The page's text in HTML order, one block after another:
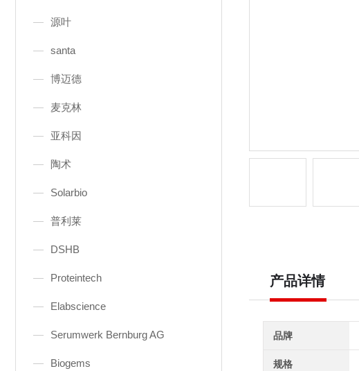
源叶
santa
博迈德
麦克林
亚科因
陶术
Solarbio
普利莱
DSHB
Proteintech
Elabscience
Serumwerk Bernburg AG
Biogems
产品详情
品牌
规格